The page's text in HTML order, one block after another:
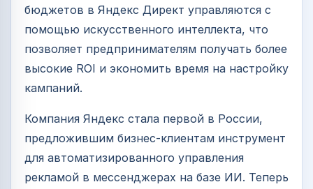
бюджетов в Яндекс Директ управляются с
помощью искусственного интеллекта, что
позволяет предпринимателям получать более
высокие ROI и экономить время на настройку
кампаний.
Компания Яндекс стала первой в России,
предложившим бизнес‑клиентам инструмент
для автоматизированного управления
рекламой в мессенджерах на базе ИИ. Теперь